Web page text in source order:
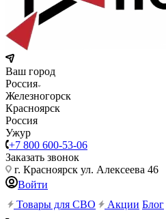
Ваш город
Россия
Железногорск
Красноярск
Россия
Ужур
+7 800 600-53-06
Заказать звонок
г. Красноярск ул. Алексеева 46
Войти
Товары для СВО
Акции Блог